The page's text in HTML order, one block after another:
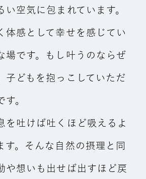
い空気に包まれています。
体感として幸せを感じてい
場です。もし叶うのならぜ
子どもを抱っこしていただ
。
を吐けば吐くほど吸えるよ
す。そんな自然の摂理と同
や想いも出せば出すほど戻